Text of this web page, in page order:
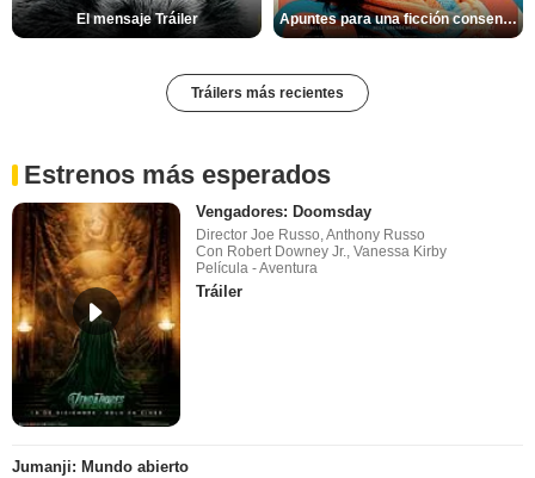
El mensaje Tráiler Apuntes para una ficción consentida Tráiler
Tráilers más recientes
Estrenos más esperados
Vengadores: Doomsday
Director Joe Russo, Anthony Russo
Con Robert Downey Jr., Vanessa Kirby
Película - Aventura
Tráiler
Jumanji: Mundo abierto